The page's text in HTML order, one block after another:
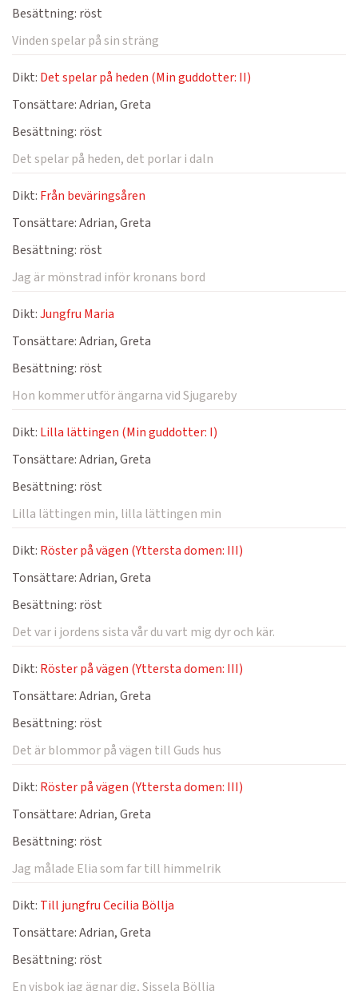
Besättning: röst
Vinden spelar på sin sträng
Dikt: Det spelar på heden (Min guddotter: II)
Tonsättare:Adrian, Greta
Besättning: röst
Det spelar på heden, det porlar i daln
Dikt: Från beväringsåren
Tonsättare:Adrian, Greta
Besättning: röst
Jag är mönstrad inför kronans bord
Dikt:Jungfru Maria
Tonsättare:Adrian, Greta
Besättning: röst
Hon kommer utför ängarna vid Sjugareby
Dikt: Lilla lättingen (Min guddotter: I)
Tonsättare:Adrian, Greta
Besättning: röst
Lilla lättingen min, lilla lättingen min
Dikt: Röster på vägen (Yttersta domen: III)
Tonsättare:Adrian, Greta
Besättning: röst
Det var i jordens sista vår du vart mig dyr och kär.
Dikt: Röster på vägen (Yttersta domen: III)
Tonsättare:Adrian, Greta
Besättning: röst
Det är blommor på vägen till Guds hus
Dikt: Röster på vägen (Yttersta domen: III)
Tonsättare:Adrian, Greta
Besättning: röst
Jag målade Elia som far till himmelrik
Dikt: Till jungfru Cecilia Böllja
Tonsättare:Adrian, Greta
Besättning: röst
En visbok jag ägnar dig, Sissela Böllja